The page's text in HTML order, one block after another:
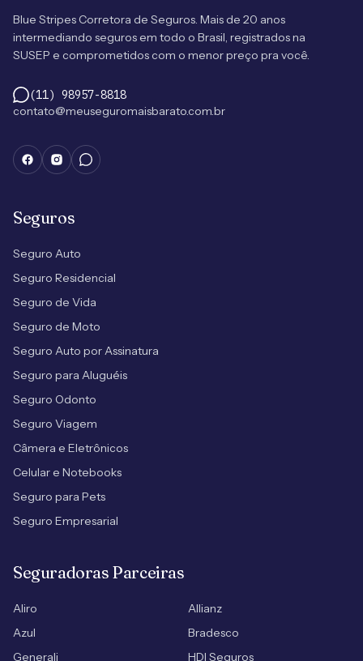
Blue Stripes Corretora de Seguros. Mais de 20 anos
intermediando seguros em todo o Brasil, registrados na
SUSEP e comprometidos com o menor preço pra você.
(11) 98957-8818
contato@meuseguromaisbarato.com.br
Seguros
Seguro Auto
Seguro Residencial
Seguro de Vida
Seguro de Moto
Seguro Auto por Assinatura
Seguro para Aluguéis
Seguro Odonto
Seguro Viagem
Câmera e Eletrônicos
Celular e Notebooks
Seguro para Pets
Seguro Empresarial
Seguradoras Parceiras
Aliro
Allianz
Azul
Bradesco
Generali
HDI Seguros